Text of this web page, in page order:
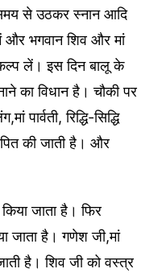
से उठकर स्नान आदि
और भगवान शिव और मां
लें। इस दिन बालू के
का विधान है। चौकी पर
पार्वती, रिद्धि-सिद्धि
की जाती है। और
किया जाता है। फिर
जाता है। गणेश जी,मां
है। शिव जी को वस्त्र